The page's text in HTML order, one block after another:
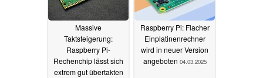
Massive
Taktsteigerung:
Raspberry Pi-
Rechenchip lässt sich
extrem gut übertakten
Raspberry Pi: Flacher
Einplatinenrechner
wird in neuer Version
angeboten 04.03.2025